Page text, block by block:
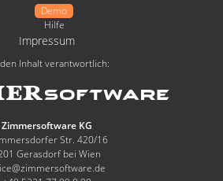
Demo
Hilfe
Impressum
Inhalt verantwortlich:
Zimmersoftware KG
Str. 420/16
Gerasdorf bei Wien